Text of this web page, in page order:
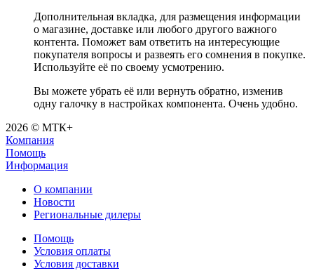
Дополнительная вкладка, для размещения информации
о магазине, доставке или любого другого важного
контента. Поможет вам ответить на интересующие
покупателя вопросы и развеять его сомнения в покупке.
Используйте её по своему усмотрению.
Вы можете убрать её или вернуть обратно, изменив
одну галочку в настройках компонента. Очень удобно.
2026 © МТК+
Компания
Помощь
Информация
О компании
Новости
Региональные дилеры
Помощь
Условия оплаты
Условия доставки